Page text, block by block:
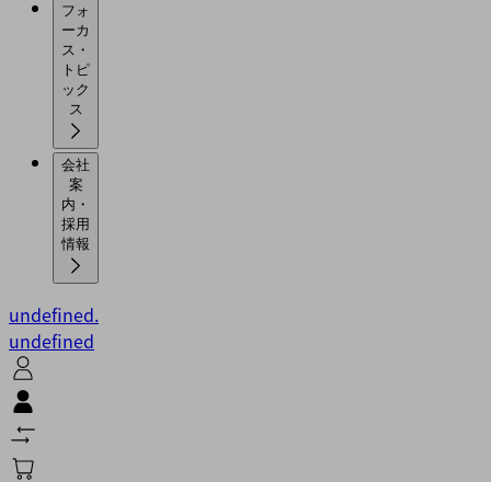
フォ
ーカ
ス・
トピ
ック
会社
案
内・
採用
情報
undefined.
undefined